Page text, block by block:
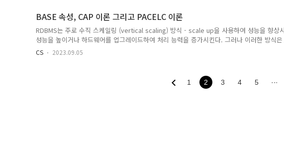
의존하도록 만들어야한다. 중복되는 코드가 있..
BASE 속성, CAP 이론 그리고 PACELC 이론
RDBMS는 주로 수직 스케일링 (vertical scaling) 방식 - scale up을 사용하여 성능을 향상
성능을 높이거나 하드웨어를 업그레이드하여 처리 능력을 증가시킨다. 그러나 이러한 방식
장성이 제한된다. NoSQL 데이터베이스는 수평 스케일링 (horizontal scaling) - scale out
가용성 덕분에 NoSQL이 분산 처리에 더 적합하다. BASE 속성 RDBMS는 트랜잭션에 대한
CS 2023.09.05
1 2 3 4 5 ···